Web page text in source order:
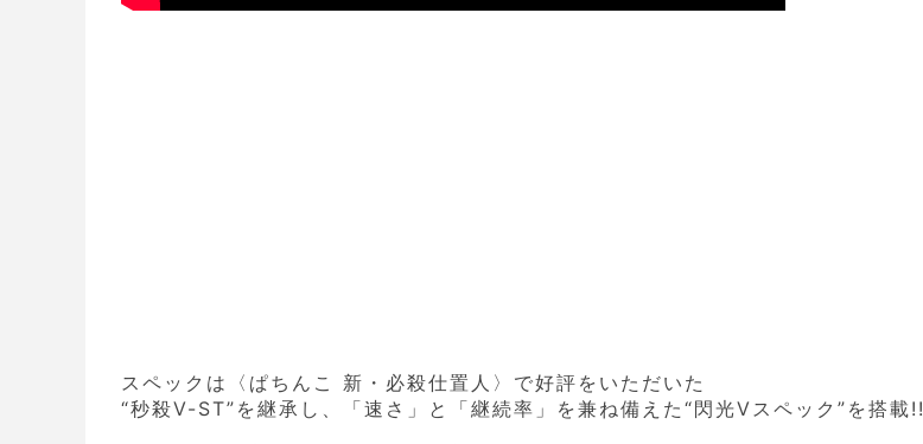
スペックは〈ぱちんこ 新・必殺仕置人〉で好評をいただいた
“秒殺V-ST”を継承し、「速さ」と「継続率」を兼ね備えた“閃光Vスペック”を搭載!!